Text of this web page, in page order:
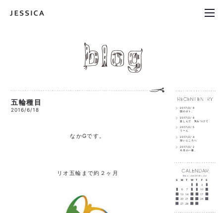
五輪種目
2016/6/18
なかGです。
リオ五輪まで約２ヶ月
2017/2/ 9
国のオト。
2017/2/ 8
楽しんで 気をつけて
2017/2/ 5
うーん
2017/2/ 4
深いところへ
2017/2/ 2
今月の一冊。
May ｜Jun2016｜ Jul
S M T W T F
S
2 3
4
5
6 7 9 10
12
13 14 15 16 17
18
19
20 21 22 23 24
25
27 28